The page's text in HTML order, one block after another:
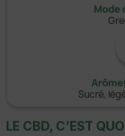
Mode
Sucré,
LE CBD, C’EST